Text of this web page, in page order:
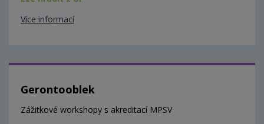
Více informací
Gerontooblek
Zážitkové workshopy s akreditací MPSV